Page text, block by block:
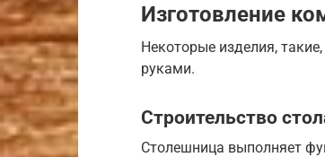
Изготовление
Некоторые изделия,
руками.
Строительство
Столешница выполняет